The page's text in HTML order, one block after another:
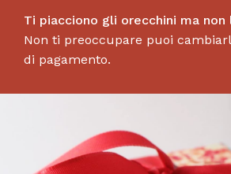
Ti piacciono gli orecchini ma non
Non ti preoccupare puoi
di pagamento.